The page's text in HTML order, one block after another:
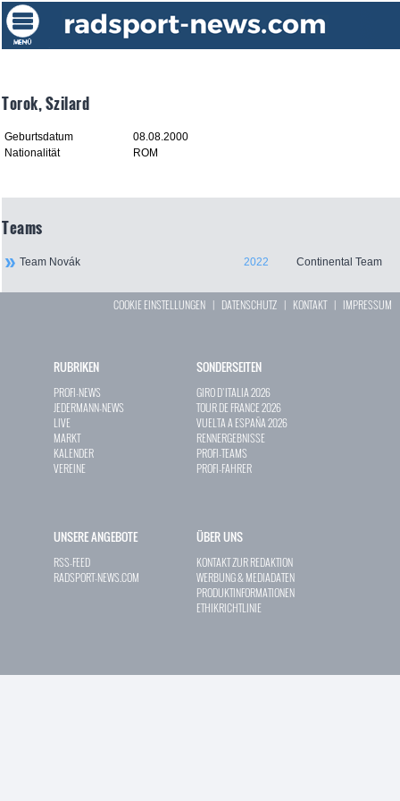
Torok, Szilard
Geburtsdatum
08.08.2000
Nationalität
ROM
Teams
Team Novák 2022 Continental Team
COOKIE EINSTELLUNGEN | DATENSCHUTZ | KONTAKT| IMPRESSUM
RUBRIKEN
PROFI-NEWS
JEDERMANN-NEWS
LIVE
MARKT
KALENDER
VEREINE
SONDERSEITEN
GIRO D`ITALIA 2026
TOUR DE FRANCE 2026
VUELTA A ESPAÑA 2026
RENNERGEBNISSE
PROFI-TEAMS
PROFI-FAHRER
UNSERE ANGEBOTE
RSS-FEED
RADSPORT-NEWS.COM
ÜBER UNS
KONTAKT ZUR REDAKTION
WERBUNG & MEDIADATEN
PRODUKTINFORMATIONEN
ETHIKRICHTLINIE